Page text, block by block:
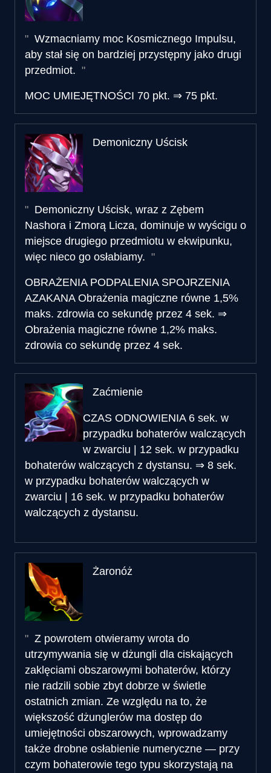
Wzmacniamy moc Kosmicznego Impulsu,
aby stał się on bardziej przystępny jako drugi
przedmiot.
MOC UMIEJĘTNOŚCI 70 pkt. ⇒ 75 pkt.
Demoniczny Uścisk
Demoniczny Uścisk, wraz z Zębem
Nashora i Zmorą Licza, dominuje w wyścigu o
miejsce drugiego przedmiotu w ekwipunku,
więc nieco go osłabiamy.
OBRAŻENIA PODPALENIA SPOJRZENIA
AZAKANA Obrażenia magiczne równe 1,5%
maks. zdrowia co sekundę przez 4 sek. ⇒
Obrażenia magiczne równe 1,2% maks.
zdrowia co sekundę przez 4 sek.
Zaćmienie
CZAS ODNOWIENIA 6 sek. w
przypadku bohaterów walczących
w zwarciu | 12 sek. w przypadku
bohaterów walczących z dystansu. ⇒ 8 sek.
w przypadku bohaterów walczących w
zwarciu | 16 sek. w przypadku bohaterów
walczących z dystansu.
Żaronóż
Z powrotem otwieramy wrota do
utrzymywania się w dżungli dla ciskających
zaklęciami obszarowymi bohaterów, którzy
nie radzili sobie zbyt dobrze w świetle
ostatnich zmian. Ze względu na to, że
większość dżunglerów ma dostęp do
umiejętności obszarowych, wprowadzamy
także drobne osłabienie numeryczne — przy
czym bohaterowie tego typu skorzystają na